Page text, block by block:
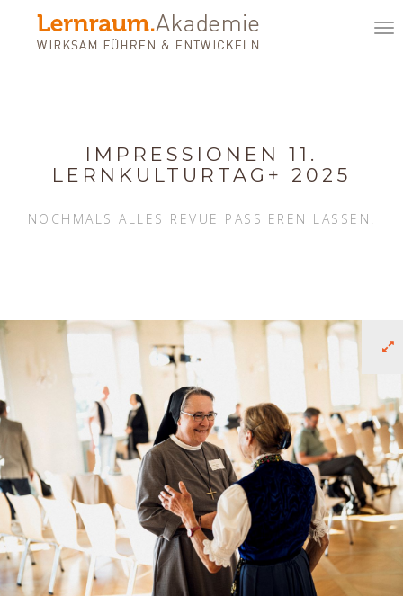
IMPRESSIONEN 11.
LERNKULTURTAG+ 2025
NOCHMALS ALLES REVUE PASSIEREN LASSEN.